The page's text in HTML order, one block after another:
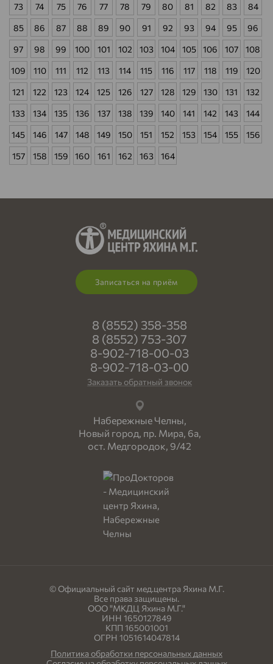
73 74 75 76 77 78 79 80 81 82 83 84
85 86 87 88 89 90 91 92 93 94 95 96
97 98 99 100 101 102 103 104 105 106 107 108
109 110 111 112 113 114 115 116 117 118 119 120
121 122 123 124 125 126 127 128 129 130 131 132
133 134 135 136 137 138 139 140 141 142 143 144
145 146 147 148 149 150 151 152 153 154 155 156
157 158 159 160 161 162 163 164
Записаться на приём
8 (8552) 358-358
8 (8552) 753-307
8-902-718-00-03
8-902-718-03-00
Заказать обратный звонок
Набережные Челны,
Новый город, пр. Мира, 6а,
ост. Медгородок, 9/42
© Официальный сайт мед.центра Яхина М.Г.
Все права защищены.
ООО "МКДЦ Яхина М.Г."
ИНН 1650127849
КПП 165001001
ОГРН 1051614047814
Политика обработки персональных данных